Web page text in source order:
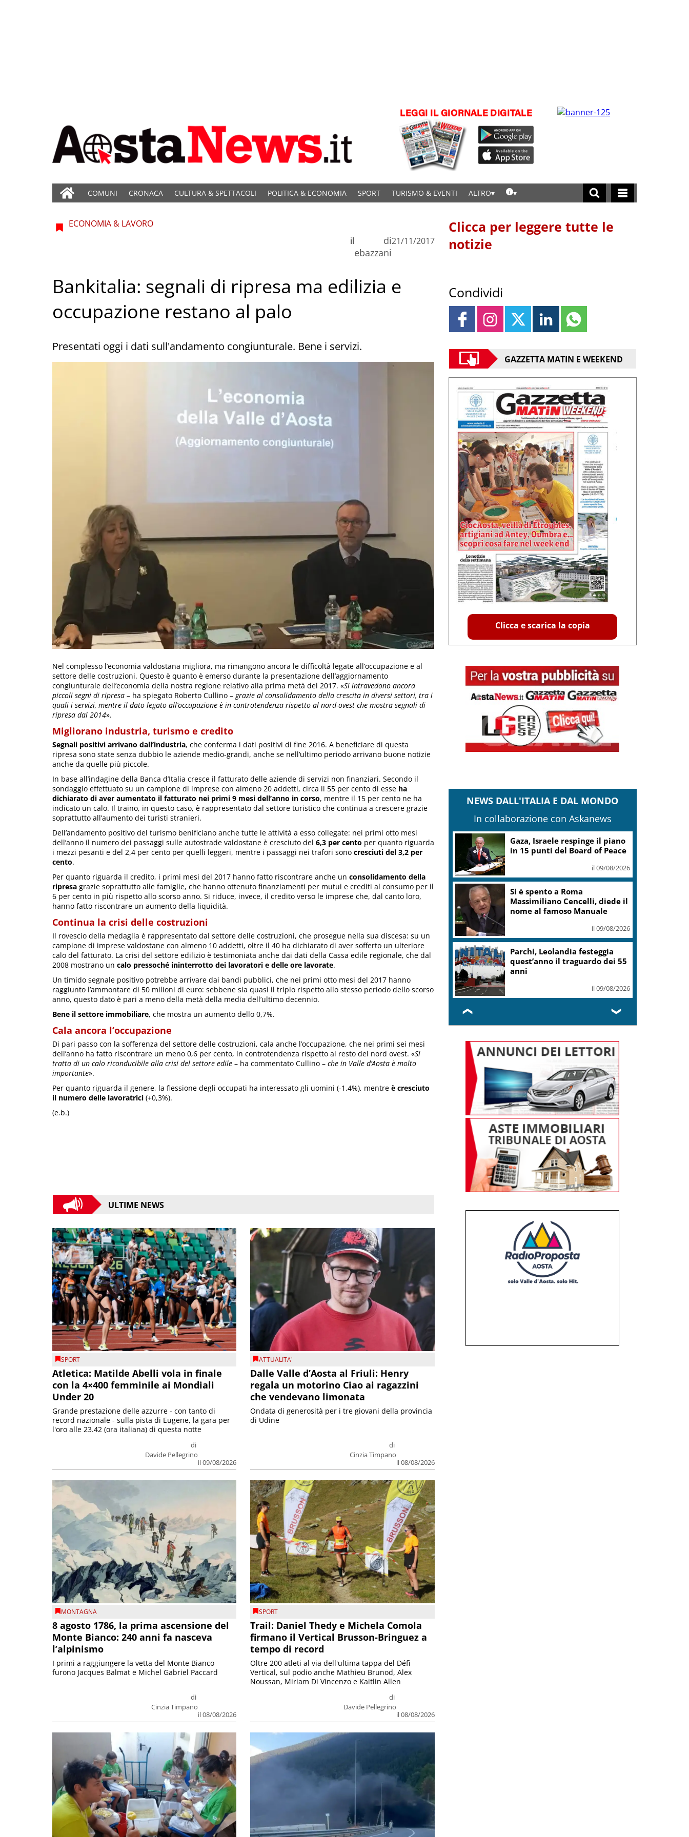
COMUNI CRONACA CULTURA & SPETTACOLI POLITICA & ECONOMIA SPORT TURISMO & EVENTI ALTRO
ECONOMIA & LAVORO
di
ebazzani
il 21/11/2017
Bankitalia: segnali di ripresa ma edilizia e
occupazione restano al palo
Presentati oggi i dati sull'andamento congiunturale. Bene i servizi.
Nel complesso l’economia valdostana migliora, ma rimangono ancora le difficoltà legate all’occupazione e al
settore delle costruzioni. Questo è quanto è emerso durante la presentazione dell’aggiornamento
congiunturale dell’economia della nostra regione relativo alla prima metà del 2017. «Si intravedono ancora
piccoli segni di ripresa – ha spiegato Roberto Cullino – grazie al consolidamento della crescita in diversi settori, tra i
quali i servizi, mentre il dato legato all’occupazione è in controtendenza rispetto al nord-ovest che mostra segnali di
ripresa dal 2014».
Migliorano industria, turismo e credito
Segnali positivi arrivano dall’industria, che conferma i dati positivi di fine 2016. A beneficiare di questa
ripresa sono state senza dubbio le aziende medio-grandi, anche se nell’ultimo periodo arrivano buone notizie
anche da quelle più piccole.
In base all’indagine della Banca d’Italia cresce il fatturato delle aziende di servizi non finanziari. Secondo il
sondaggio effettuato su un campione di imprese con almeno 20 addetti, circa il 55 per cento di esse ha
dichiarato di aver aumentato il fatturato nei primi 9 mesi dell’anno in corso, mentre il 15 per cento ne ha
indicato un calo. Il traino, in questo caso, è rappresentato dal settore turistico che continua a crescere grazie
soprattutto all’aumento dei turisti stranieri.
Dell’andamento positivo del turismo benificiano anche tutte le attività a esso collegate: nei primi otto mesi
dell’anno il numero dei passaggi sulle autostrade valdostane è cresciuto del 6,3 per cento per quanto riguarda
i mezzi pesanti e del 2,4 per cento per quelli leggeri, mentre i passaggi nei trafori sono cresciuti del 3,2 per
cento.
Per quanto riguarda il credito, i primi mesi del 2017 hanno fatto riscontrare anche un consolidamento della
ripresa grazie soprattutto alle famiglie, che hanno ottenuto finanziamenti per mutui e crediti al consumo per il
6 per cento in più rispetto allo scorso anno. Si riduce, invece, il credito verso le imprese che, dal canto loro,
hanno fatto riscontrare un aumento della liquidità.
Continua la crisi delle costruzioni
Il rovescio della medaglia è rappresentato dal settore delle costruzioni, che prosegue nella sua discesa: su un
campione di imprese valdostane con almeno 10 addetti, oltre il 40 ha dichiarato di aver sofferto un ulteriore
calo del fatturato. La crisi del settore edilizio è testimoniata anche dai dati della Cassa edile regionale, che dal
2008 mostrano un calo pressoché ininterrotto dei lavoratori e delle ore lavorate.
Un timido segnale positivo potrebbe arrivare dai bandi pubblici, che nei primi otto mesi del 2017 hanno
raggiunto l’ammontare di 50 milioni di euro: sebbene sia quasi il triplo rispetto allo stesso periodo dello scorso
anno, questo dato è pari a meno della metà della media dell’ultimo decennio.
Bene il settore immobiliare, che mostra un aumento dello 0,7%.
Cala ancora l’occupazione
Di pari passo con la sofferenza del settore delle costruzioni, cala anche l’occupazione, che nei primi sei mesi
dell’anno ha fatto riscontrare un meno 0,6 per cento, in controtendenza rispetto al resto del nord ovest. «Si
tratta di un calo riconducibile alla crisi del settore edile – ha commentato Cullino – che in Valle d’Aosta è molto
importante».
Per quanto riguarda il genere, la flessione degli occupati ha interessato gli uomini (-1,4%), mentre è cresciuto
il numero delle lavoratrici (+0,3%).
(e.b.)
ULTIME NEWS
SPORT
Atletica: Matilde Abelli vola in finale
con la 4×400 femminile ai Mondiali
Under 20
di
Davide Pellegrino
il 09/08/2026
Grande prestazione delle azzurre - con tanto di
record nazionale - sulla pista di Eugene, la gara per
l'oro alle 23.42 (ora italiana) di questa notte
ATTUALITA'
Dalle Valle d’Aosta al Friuli: Henry
regala un motorino Ciao ai ragazzini
che vendevano limonata
di
Cinzia Timpano
il 08/08/2026
Ondata di generosità per i tre giovani della provincia
di Udine
MONTAGNA
8 agosto 1786, la prima ascensione del
Monte Bianco: 240 anni fa nasceva
l’alpinismo
di
Cinzia Timpano
il 08/08/2026
I primi a raggiungere la vetta del Monte Bianco
furono Jacques Balmat e Michel Gabriel Paccard
SPORT
Trail: Daniel Thedy e Michela Comola
firmano il Vertical Brusson-Bringuez a
tempo di record
di
Davide Pellegrino
il 08/08/2026
Oltre 200 atleti al via dell'ultima tappa del Défì
Vertical, sul podio anche Mathieu Brunod, Alex
Noussan, Miriam Di Vincenzo e Kaitlin Allen
Clicca per leggere tutte le
notizie
Condividi
GAZZETTA MATIN E WEEKEND
Clicca e scarica la copia
NEWS DALL'ITALIA E DAL MONDO
In collaborazione con Askanews
Gaza, Israele respinge il piano
in 15 punti del Board of Peace
il 09/08/2026
Si è spento a Roma
Massimiliano Cencelli, diede il
nome al famoso Manuale
il 09/08/2026
Parchi, Leolandia festeggia
quest’anno il traguardo dei 55
anni
il 09/08/2026
❮ ❯